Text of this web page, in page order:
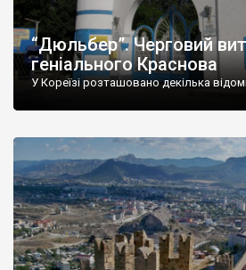
“Дюльбер”. Черговий
геніального Краснова
У Кореїзі розташовано декілька